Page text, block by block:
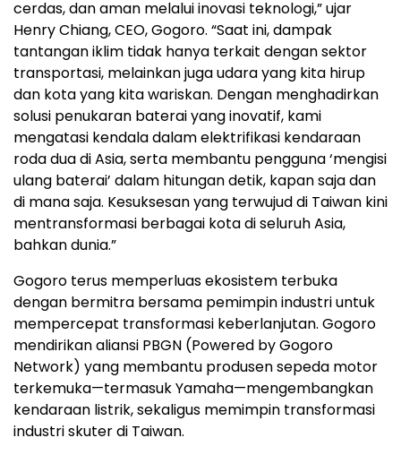
cerdas, dan aman melalui inovasi teknologi,” ujar
Henry Chiang, CEO, Gogoro. “Saat ini, dampak
tantangan iklim tidak hanya terkait dengan sektor
transportasi, melainkan juga udara yang kita hirup
dan kota yang kita wariskan. Dengan menghadirkan
solusi penukaran baterai yang inovatif, kami
mengatasi kendala dalam elektrifikasi kendaraan
roda dua di Asia, serta membantu pengguna ‘mengisi
ulang baterai’ dalam hitungan detik, kapan saja dan
di mana saja. Kesuksesan yang terwujud di Taiwan kini
mentransformasi berbagai kota di seluruh Asia,
bahkan dunia.”
Gogoro terus memperluas ekosistem terbuka
dengan bermitra bersama pemimpin industri untuk
mempercepat transformasi keberlanjutan. Gogoro
mendirikan aliansi PBGN (Powered by Gogoro
Network) yang membantu produsen sepeda motor
terkemuka—termasuk Yamaha—mengembangkan
kendaraan listrik, sekaligus memimpin transformasi
industri skuter di Taiwan.